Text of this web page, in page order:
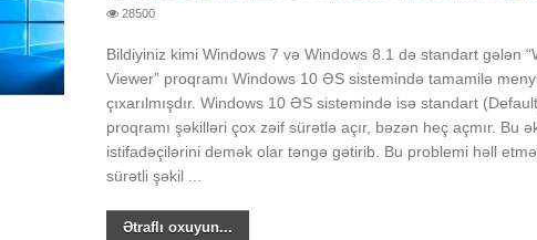
28500
Bildiyiniz kimi Windows 7 və Windows 8.1 də standart gələn
Viewer” proqramı Windows 10 ƏS sistemində tamamilə
çıxarılmışdır. Windows 10 ƏS sistemində isə standart
proqramı şəkilləri çox zəif sürətlə açır, bəzən heç açmır. Bu
istifadəçilərini demək olar təngə gətirib. Bu problemi həll
sürətli şəkil ...
Ətraflı oxuyun...